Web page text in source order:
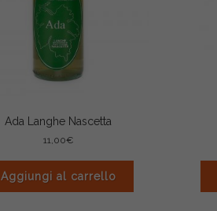
Ada Langhe Nascetta
11,00€
Aggiungi al carrello